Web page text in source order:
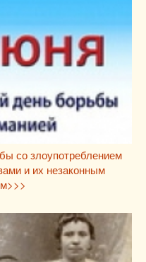
со злоупотреблением
и их незаконным